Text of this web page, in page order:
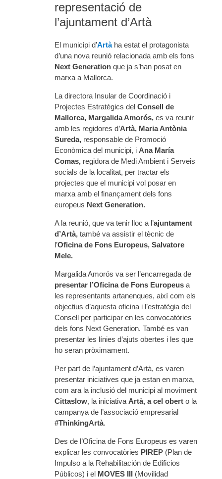
representació de
l’ajuntament d’Artà
El municipi d’Artà ha estat el protagonista
d’una nova reunió relacionada amb els fons
Next Generation que ja s’han posat en
marxa a Mallorca.
La directora Insular de Coordinació i
Projectes Estratègics del Consell de
Mallorca, Margalida Amorós, es va reunir
amb les regidores d’Artà, Maria Antònia
Sureda, responsable de Promoció
Econòmica del municipi, i Ana María
Comas, regidora de Medi Ambient i Serveis
socials de la localitat, per tractar els
projectes que el municipi vol posar en
marxa amb el finançament dels fons
europeus Next Generation.
A la reunió, que va tenir lloc a l’ajuntament
d’Artà, també va assistir el tècnic de
l’Oficina de Fons Europeus, Salvatore
Mele.
Margalida Amorós va ser l’encarregada de
presentar l’Oficina de Fons Europeus a
les representants artanenques, així com els
objectius d’aquesta oficina i l’estratègia del
Consell per participar en les convocatòries
dels fons Next Generation. També es van
presentar les línies d’ajuts obertes i les que
ho seran pròximament.
Per part de l’ajuntament d’Artà, es varen
presentar iniciatives que ja estan en marxa,
com ara la inclusió del municipi al moviment
Cittaslow, la iniciativa Artà, a cel obert o la
campanya de l’associació empresarial
#ThinkingArtà.
Des de l’Oficina de Fons Europeus es varen
explicar les convocatòries PIREP (Plan de
Impulso a la Rehabilitación de Edificios
Públicos) i el MOVES III (Movilidad